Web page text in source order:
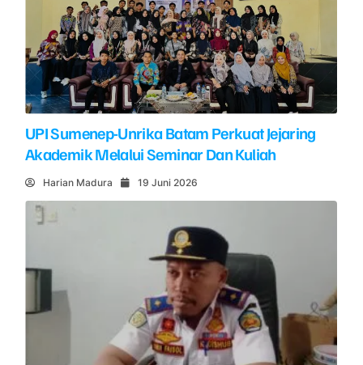
UPI Sumenep-Unrika Batam Perkuat Jejaring
Akademik Melalui Seminar Dan Kuliah
Harian Madura 19 Juni 2026